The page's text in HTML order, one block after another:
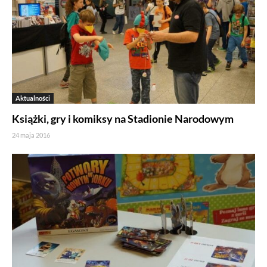
Aktualności
Książki, gry i komiksy na Stadionie Narodowym
24 maja 2016
Jeżeli tutaj zaglądasz, to znak, że cenisz swoją prywatność.
Wychodząc naprzeciw Twoim oczekiwaniom, na tej stronie został
wdrożony mechanizm, który pozwala Ci kontrolować
wykorzystywanie plików cookies oraz innych technologii
śledzących.